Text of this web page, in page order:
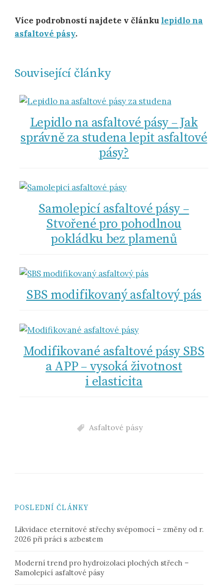
Více podrobností najdete v článkulepidlo na
asfaltové pásy.
Související články
Lepidlo na asfaltové pásy – Jak
správně za studena lepit asfaltové
pásy?
Samolepicí asfaltové pásy –
Stvořené pro pohodlnou
pokládku bez plamenů
SBS modifikovaný asfaltový pás
Modifikované asfaltové pásy SBS
a APP – vysoká životnost
i elasticita
Asfaltové pásy
POSLEDNÍ ČLÁNKY
Likvidace eternitové střechy svépomocí – změny od r.
2026 při práci s azbestem
Moderní trend pro hydroizolaci plochých střech –
Samolepicí asfaltové pásy